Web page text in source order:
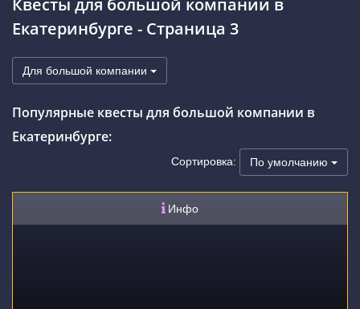
Расписание
Рейтинги
На карте
Сертификаты
Квесты для большой компании в
Екатеринбурге - Страница 3
Для большой компании
Популярные квесты для большой компании в
Екатеринбурге:
Сортировка: По умолчанию
Инфо